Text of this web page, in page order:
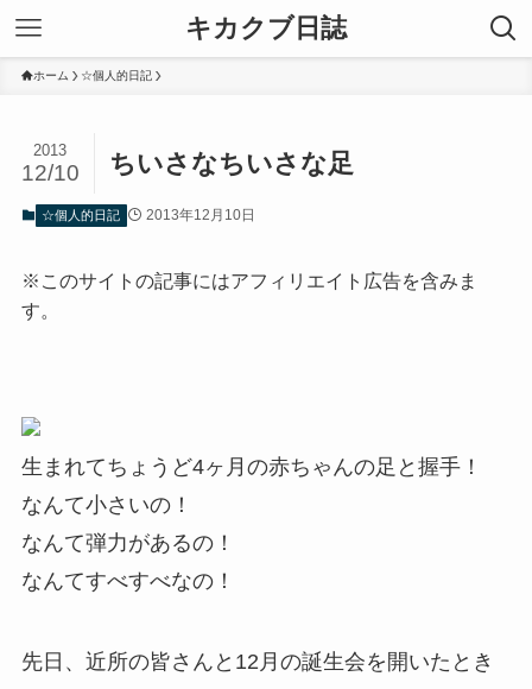
キカクブ日誌
ホーム ☆個人的日記
ちいさなちいさな足
2013
12/10
☆個人的日記 2013年12月10日
※このサイトの記事にはアフィリエイト広告を含みま
す。
生まれてちょうど4ヶ月の赤ちゃんの足と握手！
なんて小さいの！
なんて弾力があるの！
なんてすべすべなの！
先日、近所の皆さんと12月の誕生会を開いたとき